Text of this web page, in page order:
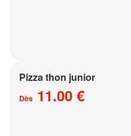
Pizza thon junior
Dès 11.00 €